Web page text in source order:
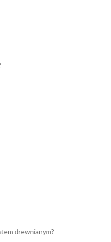
drewnianym?